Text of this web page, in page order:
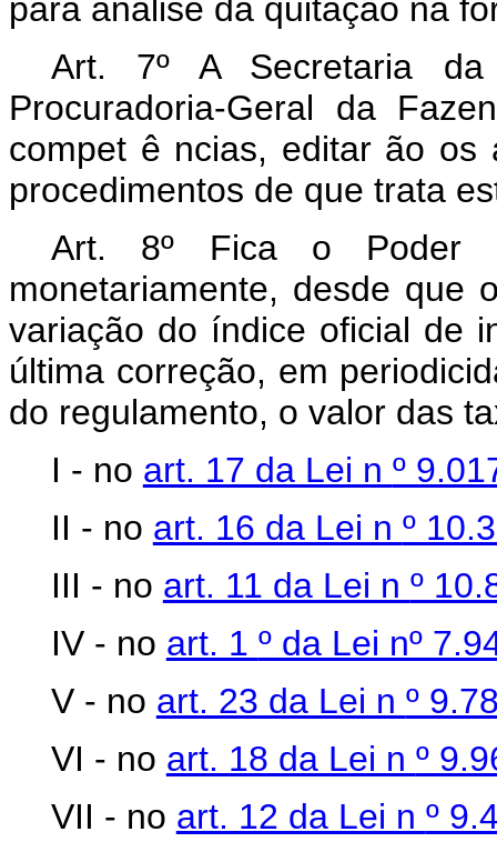
para análise da quitação na
Art. 7º A Secretaria
Procuradoria-Geral da
compet ê ncias, editar ão os
procedimentos de que trata
Art. 8º Fica o Poder
monetariamente, desde que
variação do índice oficial de
última correção, em
do regulamento, o valor das
I - no art. 17 da Lei n º
II - no art. 16 da Lei n º
III - no art. 11 da Lei n º
IV - no art. 1 º da Lei nº
V - no art. 23 da Lei n º
VI - no art. 18 da Lei n º
VII - no art. 12 da Lei n º